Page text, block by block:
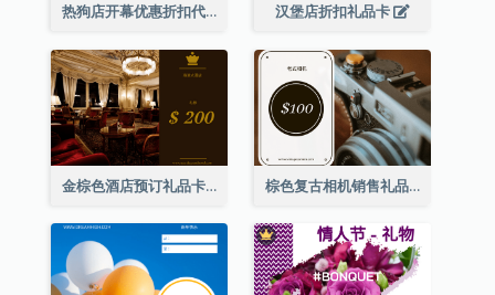
热狗店开幕优惠折扣代金券 汉堡店折扣礼品卡
金棕色酒店预订礼品卡 棕色复古相机销售礼品卡